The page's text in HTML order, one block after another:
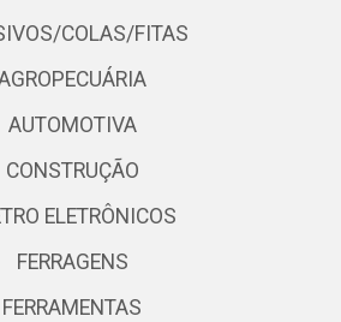
COLAS/FITAS
AUTOMOTIVA
CONSTRUÇÃO
ELETRÔNICOS
FERRAGENS
FERRAMENTAS